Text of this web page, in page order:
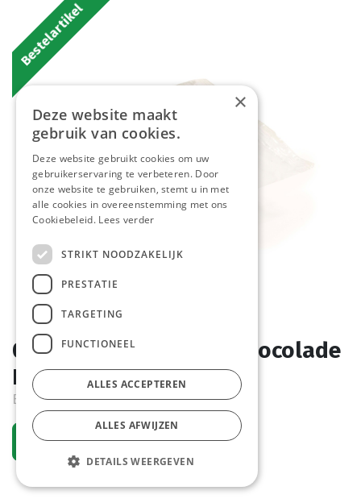
Bestelartikel
0677 Muffin Dubbele Chocolade
La Lorraine 40 x 90 gr
Bestelartikel
Vraag een account aan
×
Deze website maakt
gebruik van cookies.
Deze website gebruikt cookies om uw
gebruikerservaring te verbeteren. Door
onze website te gebruiken, stemt u in met
alle cookies in overeenstemming met ons
Cookiebeleid. Lees verder
STRIKT NOODZAKELIJK
PRESTATIE
TARGETING
FUNCTIONEEL
ALLES ACCEPTEREN
ALLES AFWIJZEN
DETAILS WEERGEVEN